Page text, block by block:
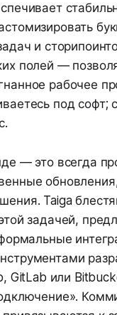
и
полей —
рабочее
под софт;
— это всегда
Taiga
задачей,
GitLab или